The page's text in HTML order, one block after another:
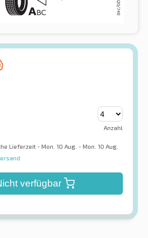
Anzahl
Lieferzeit - Mon. 10 Aug. - Mon. 10 Aug.
verfügbar